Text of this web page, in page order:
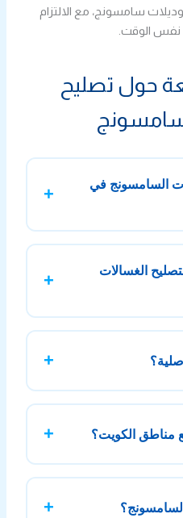
سامسونج، مع الالتزام
نفس الوقت.
حول تصليح
السامسونج في
الغسالات
مناطق الكويت؟